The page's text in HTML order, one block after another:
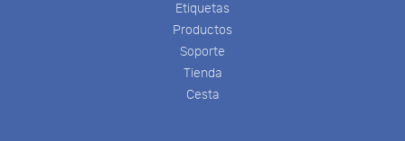
Etiquetas
Productos
Soporte
Tienda
Cesta